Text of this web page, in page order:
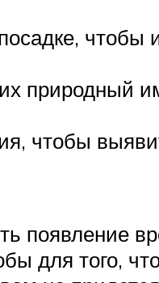
чтобы
природный
чтобы
появление
для того,